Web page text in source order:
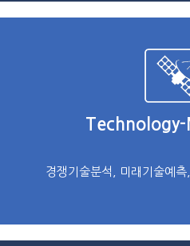
경쟁기술분석, 미래기술예